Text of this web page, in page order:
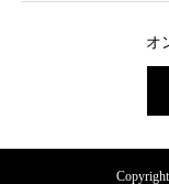
オ